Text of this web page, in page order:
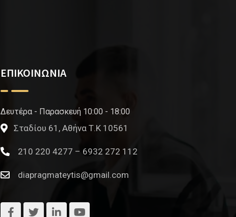
ΕΠΙΚΟΙΝΩΝΙΑ
Δευτέρα - Παρασκευή 10:00 - 18:00
Σταδίου 61, Αθήνα Τ.Κ 10561
210 220 4277 – 6932 272 112
diapragmateytis@gmail.com